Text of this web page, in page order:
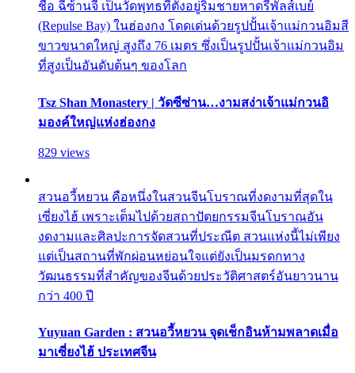
ชื่อ ฉี่ซ้านจี๋ เป็นวัดพุทธที่ตั้งอยู่ริมชายหาดรีพัลส์เบย์
(Repulse Bay) ในฮ่องกง โดดเด่นด้วยรูปปั้นเจ้าแม่กวนอิมสี
ขาวขนาดใหญ่ สูงถึง 76 เมตร ซึ่งเป็นรูปปั้นเจ้าแม่กวนอิม
ที่สูงเป็นอันดับต้นๆ ของโลก
Tsz Shan Monastery | วัดซีซ่าน…งามสง่าเจ้าแม่กวนอิ
มองค์ใหญ่แห่งฮ่องกง
829 views
สวนอวี้หยวน คือหนึ่งในสวนจีนโบราณที่งดงามที่สุดใน
เซี่ยงไฮ้ เพราะเต็มไปด้วยสถาปัตยกรรมจีนโบราณอัน
งดงามและศิลปะการจัดสวนที่ประณีต สวนแห่งนี้ไม่เพียง
แต่เป็นสถานที่พักผ่อนหย่อนใจแต่ยังเป็นมรดกทาง
วัฒนธรรมที่สำคัญของจีนด้วยประวัติศาสตร์อันยาวนาน
กว่า 400 ปี
Yuyuan Garden : สวนอวี้หยวน จุดเช็กอินห้ามพลาดเมื่อ
มาเซี่ยงไฮ้ ประเทศจีน